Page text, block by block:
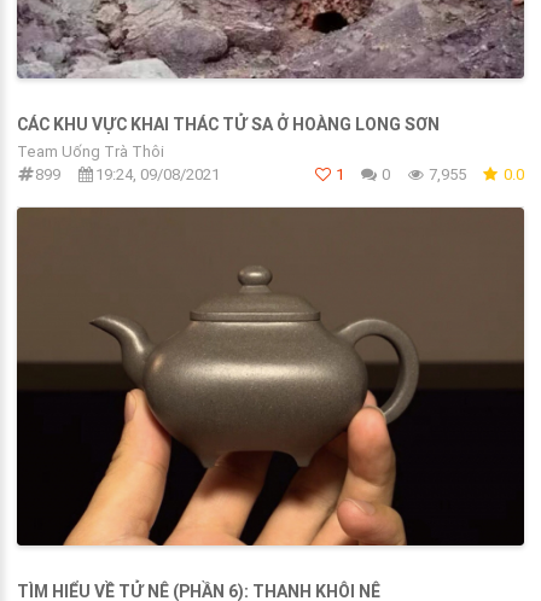
CÁC KHU VỰC KHAI THÁC TỬ SA Ở HOÀNG LONG SƠN
Team Uống Trà Thôi
899
19:24, 09/08/2021 1 0 7,955 0.0
TÌM HIỂU VỀ TỬ NÊ (PHẦN 6): THANH KHÔI NÊ